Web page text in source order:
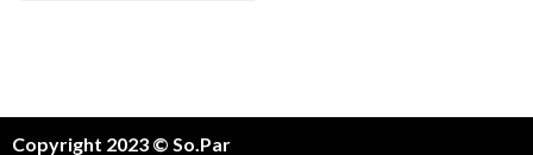
Copyright 2023 © So.Par